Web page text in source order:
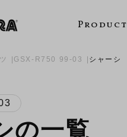
Product
GSX-R750 99-03 シャーシ
の一覧